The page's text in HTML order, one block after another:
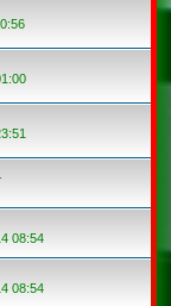
08:54
08:54